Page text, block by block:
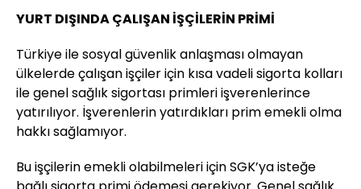
YURT DIŞINDA ÇALIŞAN İŞÇİLERİN PRİMİ
Türkiye ile sosyal güvenlik anlaşması olmayan
ülkelerde çalışan işçiler için kısa vadeli sigorta kolları
ile genel sağlık sigortası primleri işverenlerince
yatırılıyor. İşverenlerin yatırdıkları prim emekli olma
hakkı sağlamıyor.
Bu işçilerin emekli olabilmeleri için SGK’ya isteğe